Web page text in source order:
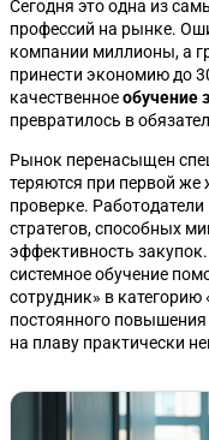
Сегодня это одна из
профессий на рынке.
компании миллионы, а
принести экономию до
качественноеобучение
превратилось в
Рынок перенасыщен
теряются при первой
проверке.
стратегов, способных
эффективность
системное обучение
сотрудник» в
постоянного
на плаву практически